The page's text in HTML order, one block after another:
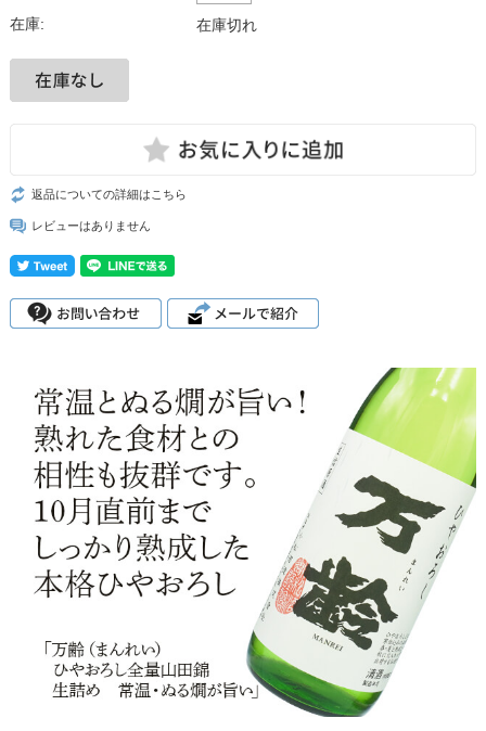
在庫: 在庫切れ
返品についての詳細はこちら
レビューはありません